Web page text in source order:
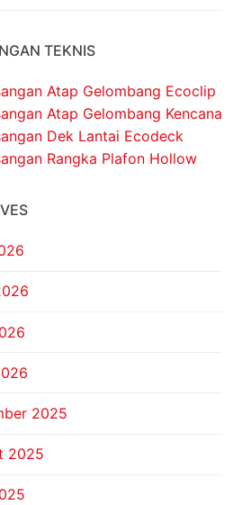
TEKNIS
Atap Gelombang Ecoclip
Atap Gelombang Kencana
Dek Lantai Ecodeck
Rangka Plafon Hollow
2025
2025